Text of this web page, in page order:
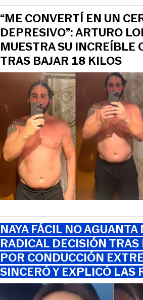
“ME CONVERTÍ EN UN
DEPRESIVO”: ARTURO
MUESTRA SU INCREÍBLE
TRAS BAJAR 18 KILOS
NAYA FÁCIL NO
RADICAL DECISIÓN
POR CONDUCCIÓN
SINCERÓ Y EXPLICÓ LAS